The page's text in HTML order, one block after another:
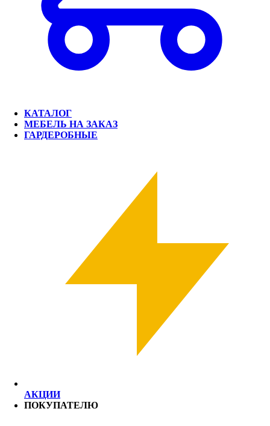
КАТАЛОГ
МЕБЕЛЬ НА ЗАКАЗ
ГАРДЕРОБНЫЕ
АКЦИИ
ПОКУПАТЕЛЮ